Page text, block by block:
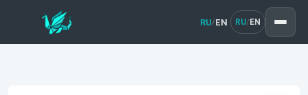
RU/EN RU/ EN